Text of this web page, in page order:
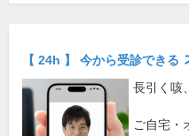
【 24h 】 今から受診できる
長引く咳
ご自宅・